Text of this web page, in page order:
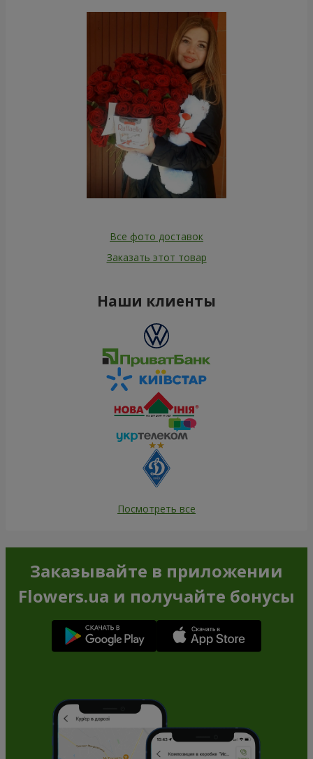
Все фото доставок
Заказать этот товар
Наши клиенты
Посмотреть все
Заказывайте в приложении
Flowers.ua и получайте бонусы